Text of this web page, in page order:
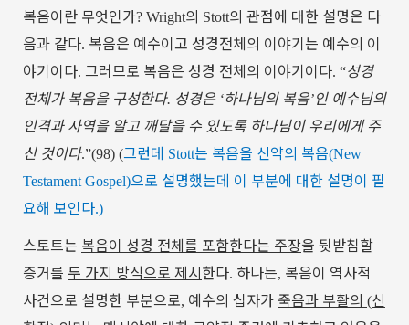
복음이란 무엇인가? Wright의 Stott의 관점에 대한 설명은 다
음과 같다. 복음은 예수이고 성경전체의 이야기는 예수의 이
야기이다. 그러므로 복음은 성경 전체의 이야기이다. “성경
전체가 복음을 구성한다. 성경은 ‘하나님의 복음’인 예수님의
인격과 사역을 알고 깨달을 수 있도록 하나님이 우리에게 주
신 것이다.”(98) (그런데 Stott는 복음을 신약의 복음(New
Testament Gospel)으로 설명했는데 이 부분에 대한 설명이 필
요해 보인다.)
스토트는 복음이 성경 전체를 포함한다는 주장을 뒷받침할
증거를 두 가지 방식으로 제시한다. 하나는, 복음이 역사적
사건으로 설명한 부분으로, 예수의 십자가 죽음과 부활의 (신